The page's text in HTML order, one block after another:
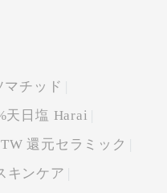
チッド
天日塩 Harai
還元セラミック
キンケア